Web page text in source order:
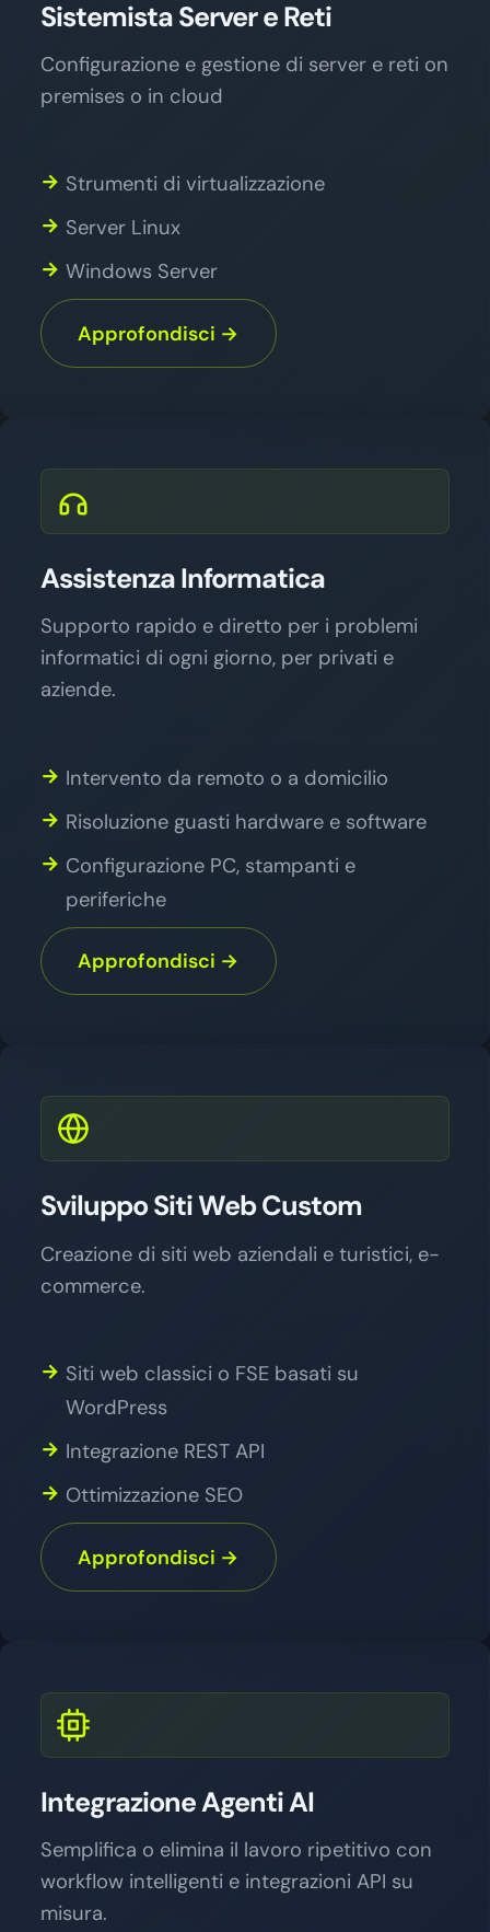
Sistemista Server e Reti
Configurazione e gestione di server e reti on
premises o in cloud
Strumenti di virtualizzazione
Server Linux
Windows Server
Approfondisci →
Assistenza Informatica
Supporto rapido e diretto per i problemi
informatici di ogni giorno, per privati e
aziende.
Intervento da remoto o a domicilio
Risoluzione guasti hardware e software
Configurazione PC, stampanti e
periferiche
Approfondisci →
Sviluppo Siti Web Custom
Creazione di siti web aziendali e turistici, e-
commerce.
Siti web classici o FSE basati su
WordPress
Integrazione REST API
Ottimizzazione SEO
Approfondisci →
Integrazione Agenti AI
Semplifica o elimina il lavoro ripetitivo con
workflow intelligenti e integrazioni API su
misura.